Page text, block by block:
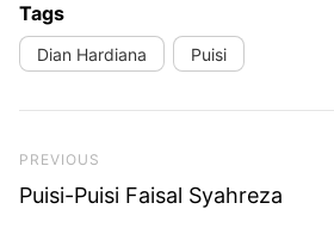
Tags
Dian Hardiana Puisi
Previous Post
PREVIOUS
Puisi-Puisi Faisal Syahreza